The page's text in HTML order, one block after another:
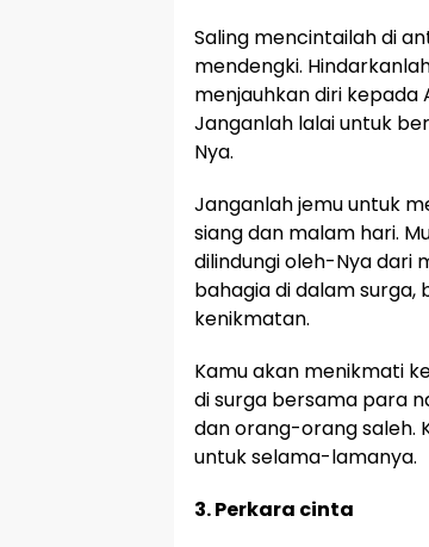
Saling mencintailah di
mendengki.
menjauhkan diri kepada
Janganlah lalai untuk
Nya.
Janganlah jemu untuk
siang dan malam hari.
dilindungi oleh-Nya dari
bahagia di dalam surga,
kenikmatan.
Kamu akan menikmati
di surga bersama para
dan orang-orang saleh.
untuk selama-lamanya.
3. Perkara cinta